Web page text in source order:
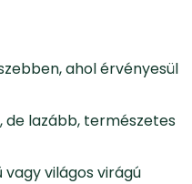
ahol érvényesül
de lazább, természetes
világos virágú